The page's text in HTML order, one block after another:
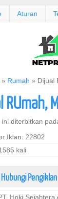
Aturan
» Rumah » Dijual
RUmah,
ini diterbitkan
Iklan: 22802
kali
Hubungi Pengiklan
Hoki Sejahtera